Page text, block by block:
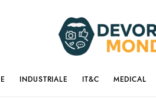
INDUSTRIALE IT&C MEDICAL